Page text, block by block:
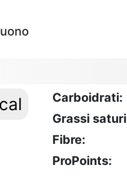
Carboidrati:
Grassi
Fibre:
ProPoints: